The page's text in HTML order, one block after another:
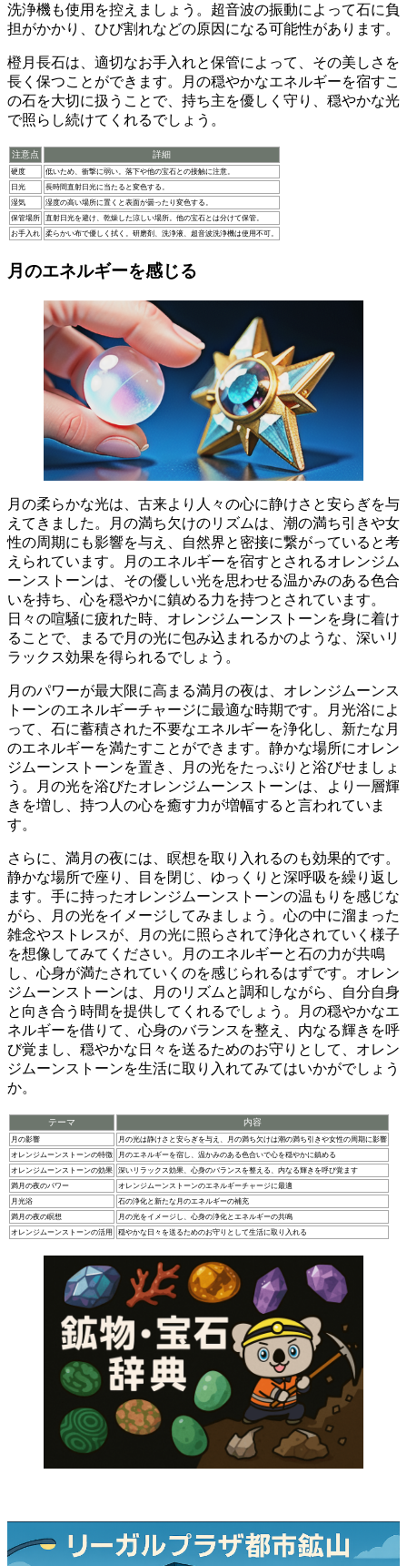
洗浄機も使用を控えましょう。超音波の振動によって石に負
担がかかり、ひび割れなどの原因になる可能性があります。
橙月長石は、適切なお手入れと保管によって、その美しさを
長く保つことができます。月の穏やかなエネルギーを宿すこ
の石を大切に扱うことで、持ち主を優しく守り、穏やかな光
で照らし続けてくれるでしょう。
注意点 詳細
硬度
低いため、衝撃に弱い。落下や他の宝石との接触に注意。
日光
長時間直射日光に当たると変色する。
湿気
湿度の高い場所に置くと表面が曇ったり変色する。
保管場所
直射日光を避け、乾燥した涼しい場所。他の宝石とは分けて保管。
お手入れ
柔らかい布で優しく拭く。研磨剤、洗浄液、超音波洗浄機は使用不可。
月のエネルギーを感じる
月の柔らかな光は、古来より人々の心に静けさと安らぎを与
えてきました。月の満ち欠けのリズムは、潮の満ち引きや女
性の周期にも影響を与え、自然界と密接に繋がっていると考
えられています。
月のエネルギーを宿すとされるオレンジム
ーンストーンは、その優しい光を思わせる温かみのある色合
いを持ち、心を穏やかに鎮める力を持つとされています。
日々の喧騒に疲れた時、オレンジムーンストーンを身に着け
ることで、まるで月の光に包み込まれるかのような、深いリ
ラックス効果を得られるでしょう。
月のパワーが最大限に高まる満月の夜は、オレンジムーンス
トーンのエネルギーチャージに最適な時期です。月光浴によ
って、石に蓄積された不要なエネルギーを浄化し、新たな月
のエネルギーを満たすことができます。静かな場所にオレン
ジムーンストーンを置き、月の光をたっぷりと浴びせましょ
う。
月の光を浴びたオレンジムーンストーンは、より一層輝
きを増し、持つ人の心を癒す力が増幅すると言われていま
す。
さらに、満月の夜には、瞑想を取り入れるのも効果的です。
静かな場所で座り、目を閉じ、ゆっくりと深呼吸を繰り返し
ます。手に持ったオレンジムーンストーンの温もりを感じな
がら、月の光をイメージしてみましょう。心の中に溜まった
雑念やストレスが、月の光に照らされて浄化されていく様子
を想像してみてください。
月のエネルギーと石の力が共鳴
し、心身が満たされていくのを感じられるはずです。 オレン
ジムーンストーンは、月のリズムと調和しながら、自分自身
と向き合う時間を提供してくれるでしょう。月の穏やかなエ
ネルギーを借りて、心身のバランスを整え、内なる輝きを呼
び覚まし、穏やかな日々を送るためのお守りとして、オレン
ジムーンストーンを生活に取り入れてみてはいかがでしょう
か。
テーマ 内容
月の影響
月の光は静けさと安らぎを与え、月の満ち欠けは潮の満ち引きや女性の周期に影響
オレンジムーンストーンの特徴
月のエネルギーを宿し、温かみのある色合いで心を穏やかに鎮める
オレンジムーンストーンの効果
深いリラックス効果、心身のバランスを整える、内なる輝きを呼び覚ます
満月の夜のパワー
オレンジムーンストーンのエネルギーチャージに最適
月光浴
石の浄化と新たな月のエネルギーの補充
満月の夜の瞑想
月の光をイメージし、心身の浄化とエネルギーの共鳴
オレンジムーンストーンの活用
穏やかな日々を送るためのお守りとして生活に取り入れる